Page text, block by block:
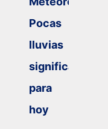
Pocas
lluvias
significativas
para
hoy